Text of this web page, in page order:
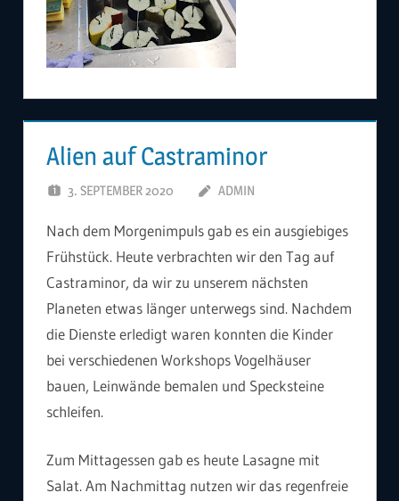
Alien auf Castraminor
3. SEPTEMBER 2020 ADMIN
Nach dem Morgenimpuls gab es ein ausgiebiges
Frühstück. Heute verbrachten wir den Tag auf
Castraminor, da wir zu unserem nächsten
Planeten etwas länger unterwegs sind. Nachdem
die Dienste erledigt waren konnten die Kinder
bei verschiedenen Workshops Vogelhäuser
bauen, Leinwände bemalen und Specksteine
schleifen.
Zum Mittagessen gab es heute Lasagne mit
Salat. Am Nachmittag nutzen wir das regenfreie